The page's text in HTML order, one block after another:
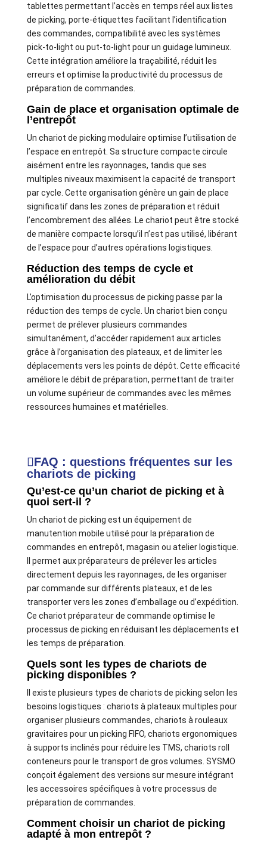
tablettes permettant l’accès en temps réel aux listes
de picking, porte-étiquettes facilitant l’identification
des commandes, compatibilité avec les systèmes
pick-to-light ou put-to-light pour un guidage lumineux.
Cette intégration améliore la traçabilité, réduit les
erreurs et optimise la productivité du processus de
préparation de commandes.
Gain de place et organisation optimale de
l’entrepôt
Un chariot de picking modulaire optimise l’utilisation de
l’espace en entrepôt. Sa structure compacte circule
aisément entre les rayonnages, tandis que ses
multiples niveaux maximisent la capacité de transport
par cycle. Cette organisation génère un gain de place
significatif dans les zones de préparation et réduit
l’encombrement des allées. Le chariot peut être stocké
de manière compacte lorsqu’il n’est pas utilisé, libérant
de l’espace pour d’autres opérations logistiques.
Réduction des temps de cycle et
amélioration du débit
L’optimisation du processus de picking passe par la
réduction des temps de cycle. Un chariot bien conçu
permet de prélever plusieurs commandes
simultanément, d’accéder rapidement aux articles
grâce à l’organisation des plateaux, et de limiter les
déplacements vers les points de dépôt. Cette efficacité
améliore le débit de préparation, permettant de traiter
un volume supérieur de commandes avec les mêmes
ressources humaines et matérielles.
FAQ : questions fréquentes sur les
chariots de picking
Qu’est-ce qu’un chariot de picking et à
quoi sert-il ?
Un chariot de picking est un équipement de
manutention mobile utilisé pour la préparation de
commandes en entrepôt, magasin ou atelier logistique.
Il permet aux préparateurs de prélever les articles
directement depuis les rayonnages, de les organiser
par commande sur différents plateaux, et de les
transporter vers les zones d’emballage ou d’expédition.
Ce chariot préparateur de commande optimise le
processus de picking en réduisant les déplacements et
les temps de préparation.
Quels sont les types de chariots de
picking disponibles ?
Il existe plusieurs types de chariots de picking selon les
besoins logistiques : chariots à plateaux multiples pour
organiser plusieurs commandes, chariots à rouleaux
gravitaires pour un picking FIFO, chariots ergonomiques
à supports inclinés pour réduire les TMS, chariots roll
conteneurs pour le transport de gros volumes. SYSMO
conçoit également des versions sur mesure intégrant
les accessoires spécifiques à votre processus de
préparation de commandes.
Comment choisir un chariot de picking
adapté à mon entrepôt ?